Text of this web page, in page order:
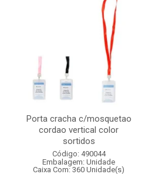
Porta cracha c/mosquetao
cordao vertical color
sortidos
Código: 490044
Embalagem: Unidade
Caixa Com: 360 Unidade(s)